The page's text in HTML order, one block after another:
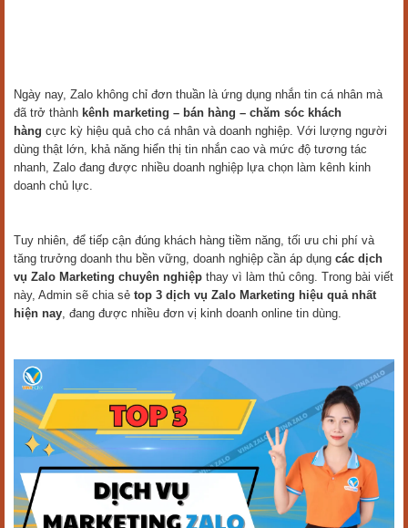
Ngày nay, Zalo không chỉ đơn thuần là ứng dụng nhắn tin cá nhân mà
đã trở thành kênh marketing – bán hàng – chăm sóc khách
hàng cực kỳ hiệu quả cho cá nhân và doanh nghiệp. Với lượng người
dùng thật lớn, khả năng hiển thị tin nhắn cao và mức độ tương tác
nhanh, Zalo đang được nhiều doanh nghiệp lựa chọn làm kênh kinh
doanh chủ lực.
Tuy nhiên, để tiếp cận đúng khách hàng tiềm năng, tối ưu chi phí và
tăng trưởng doanh thu bền vững, doanh nghiệp cần áp dụng các dịch
vụ Zalo Marketing chuyên nghiệp thay vì làm thủ công. Trong bài viết
này, Admin sẽ chia sẻ top 3 dịch vụ Zalo Marketing hiệu quả nhất
hiện nay, đang được nhiều đơn vị kinh doanh online tin dùng.